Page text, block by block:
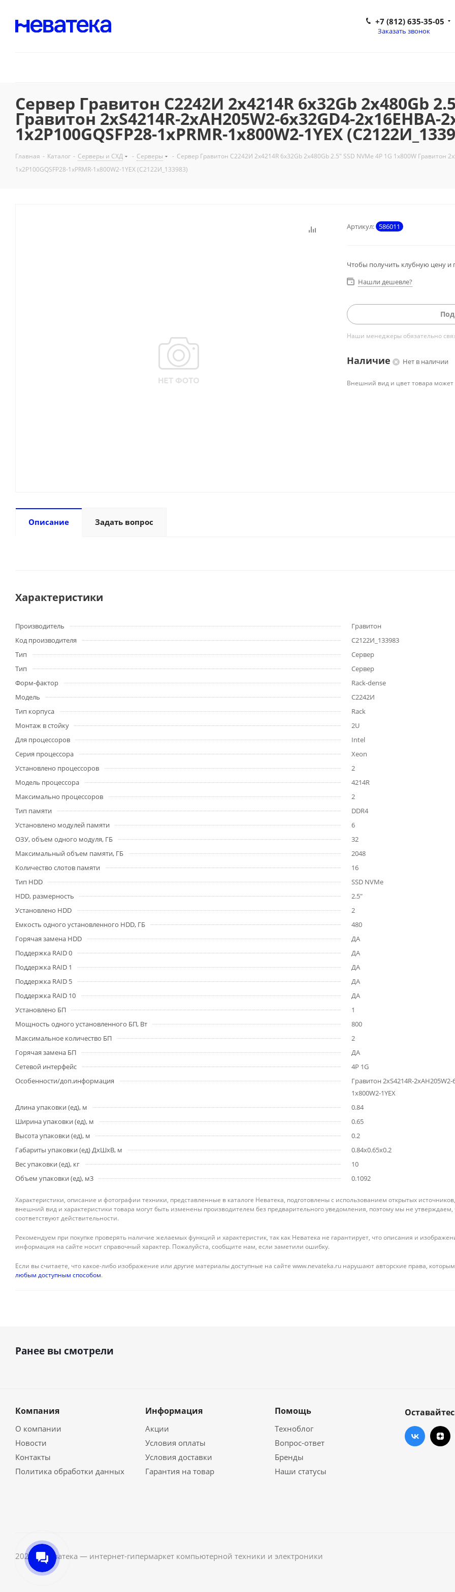
+7 (812) 635-35-05
Заказать звонок
Сервер Гравитон C2242И 2x4214R 6x32Gb 2x480Gb
Гравитон 2xS4214R-2xAH205W2-6x32GD4-2x16EHBA-
1x2P100GQSFP28-1xPRMR-1x800W2-1YEX
Главная - Каталог - Серверы и СХД - Серверы - Сервер Гравитон C2242И 2x4214R 6x32Gb 2x480Gb 2.5" SSD NVMe 4P 1G 1x800W Гравитон
1x2P100GQSFP28-1xPRMR-1x800W2-1YEX (C2122И_133983)
Артикул: 586011
Чтобы получить клубную цену и
Нашли дешевле?
Наши менеджеры обязательно
Наличие Нет в наличии
Внешний вид и цвет товара может
Описание Задать вопрос
Характеристики
Производитель
Гравитон
Код производителя
C2122И_133983
Тип
Сервер
Тип
Сервер
Форм-фактор
Rack-dense
Модель
C2242И
Тип корпуса
Rack
Монтаж в стойку
2U
Для процессоров
Intel
Серия процессора
Xeon
Установлено процессоров
2
Модель процессора
4214R
Максимально процессоров
2
Тип памяти
DDR4
Установлено модулей памяти
6
ОЗУ, объем одного модуля, ГБ
32
Максимальный объем памяти, ГБ
2048
Количество слотов памяти
16
Тип HDD
SSD NVMe
HDD, размерность
2.5"
Установлено HDD
2
Емкость одного установленного HDD, ГБ
480
Горячая замена HDD
ДА
Поддержка RAID 0
ДА
Поддержка RAID 1
ДА
Поддержка RAID 5
ДА
Поддержка RAID 10
ДА
Установлено БП
1
Мощность одного установленного БП, Вт
800
Максимальное количество БП
2
Горячая замена БП
ДА
Сетевой интерфейс
4P 1G
Особенности/доп.информация
Гравитон 2xS4214R-
1x800W2-1YEX
Длина упаковки (ед), м
0.84
Ширина упаковки (ед), м
0.65
Высота упаковки (ед), м
0.2
Габариты упаковки (ед) ДхШхВ, м
0.84x0.65x0.2
Вес упаковки (ед), кг
10
Объем упаковки (ед), м3
0.1092
Характеристики, описание и фотографии техники, представленные в каталоге Неватека, подготовлены с использованием открытых
внешний вид и характеристики товара могут быть изменены производителем без предварительного уведомления, поэтому мы не
соответствуют действительности.
Рекомендуем при покупке проверять наличие желаемых функций и характеристик, так как Неватека не гарантирует, что описания и
информация на сайте носит справочный характер. Пожалуйста, сообщите нам, если заметили ошибку.
Если вы считаете, что какое-либо изображение или другие материалы доступные на сайте www.nevateka.ru нарушают авторские права,
любым доступным способом.
Ранее вы смотрели
Компания
О компании
Новости
Контакты
Политика обработки данных
Информация
Акции
Условия оплаты
Условия доставки
Гарантия на товар
Помощь
Техноблог
Вопрос-ответ
Бренды
Наши статусы
2026 © Неватека — интернет-гипермаркет компьютерной техники и электроники